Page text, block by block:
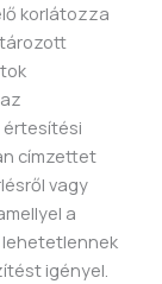
korlátozza
címzettet
vagy
a
lehetetlennek
igényel.